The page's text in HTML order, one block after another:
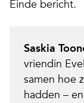
Einde bericht.
Saskia
vriendin
samen hoe
hadden –